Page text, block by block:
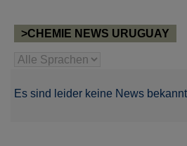
>CHEMIE NEWS URUGUAY
Es sind leider keine News